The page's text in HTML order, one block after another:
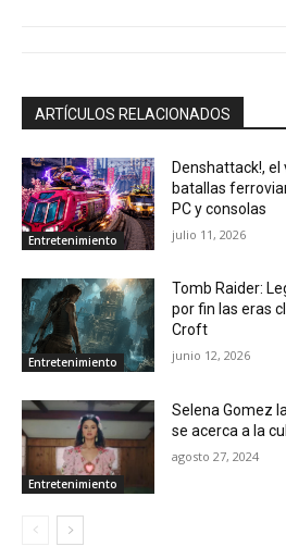
ARTÍCULOS RELACIONADOS
Entretenimiento
Denshattack!,
batallas
PC y consolas
julio 11, 2026
Entretenimiento
Tomb Raider:
por fin las eras
Croft
junio 12, 2026
Entretenimiento
Selena Gomez
se acerca a la
agosto 27, 2024